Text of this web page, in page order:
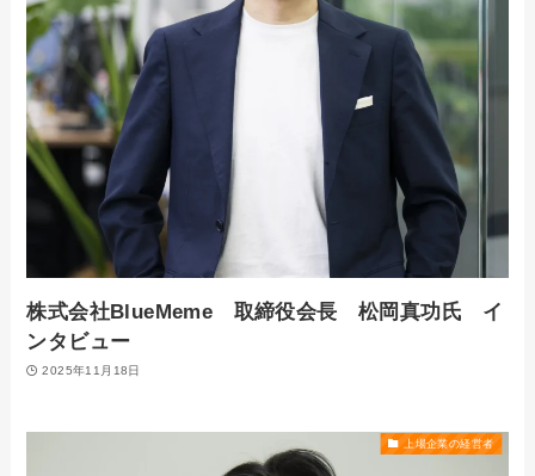
株式会社BlueMeme 取締役会長 松岡真功氏 イ
ンタビュー
2025年11月18日
上場企業の経営者